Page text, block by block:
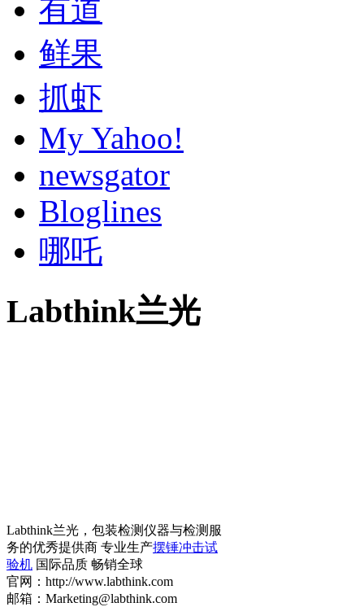
有道
鲜果
抓虾
My Yahoo!
newsgator
Bloglines
哪吒
Labthink兰光
Labthink兰光，包装检测仪器与检测服
务的优秀提供商 专业生产摆锤冲击试
验机 国际品质 畅销全球
官网：http://www.labthink.com
邮箱：Marketing@labthink.com